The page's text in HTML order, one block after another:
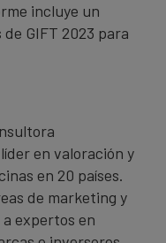
incluye un
GIFT 2023 para
en valoración y
en 20 países.
de marketing y
expertos en